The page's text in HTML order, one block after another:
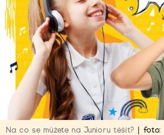
Na co se můžete na Junioru těšit? foto: